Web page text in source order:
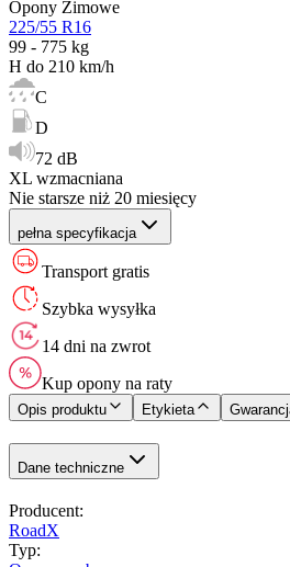
Opony Zimowe
225/55 R16
99 - 775 kg
H do 210 km/h
C
D
72 dB
XL wzmacniana
Nie starsze niż 20 miesięcy
pełna specyfikacja
Transport gratis
Szybka wysyłka
14 dni na zwrot
Kup opony na raty
Opis produktu Etykieta
Dane techniczne
Producent:
RoadX
Typ: